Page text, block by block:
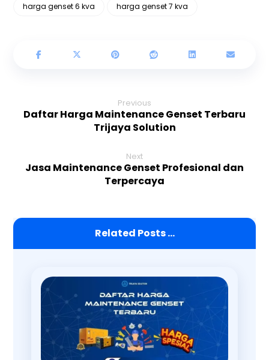
harga genset 6 kva harga genset 7 kva
Previous
Daftar Harga Maintenance Genset Terbaru
Trijaya Solution
Next
Jasa Maintenance Genset Profesional dan
Terpercaya
Related Posts ...